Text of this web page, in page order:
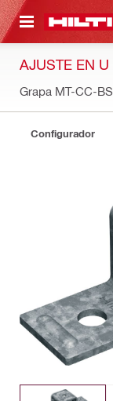
PRINCIPAL
AJUSTE EN
Grapa MT-CC-
Configurador